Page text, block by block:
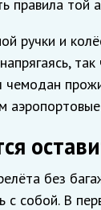
правила той
ручки и
чемодан
аэропортовые
без
с собой. В